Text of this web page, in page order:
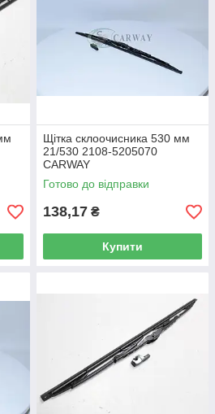
Щітка склоочисника 530 мм
21/530 2108-5205070
CARWAY
Готово до відправки
138,17 ₴
Купити